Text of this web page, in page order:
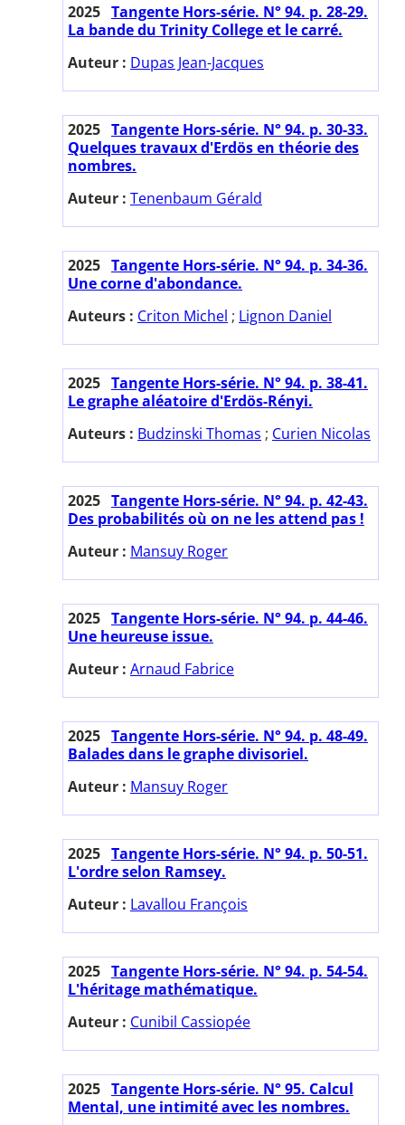
2025 Tangente Hors-série. N° 94. p. 28-29.
La bande du Trinity College et le carré.
Auteur : Dupas Jean-Jacques
2025 Tangente Hors-série. N° 94. p. 30-33.
Quelques travaux d'Erdös en théorie des
nombres.
Auteur : Tenenbaum Gérald
2025 Tangente Hors-série. N° 94. p. 34-36.
Une corne d'abondance.
Auteurs : Criton Michel ; Lignon Daniel
2025 Tangente Hors-série. N° 94. p. 38-41.
Le graphe aléatoire d'Erdös-Rényi.
Auteurs : Budzinski Thomas ; Curien Nicolas
2025 Tangente Hors-série. N° 94. p. 42-43.
Des probabilités où on ne les attend pas !
Auteur : Mansuy Roger
2025 Tangente Hors-série. N° 94. p. 44-46.
Une heureuse issue.
Auteur : Arnaud Fabrice
2025 Tangente Hors-série. N° 94. p. 48-49.
Balades dans le graphe divisoriel.
Auteur : Mansuy Roger
2025 Tangente Hors-série. N° 94. p. 50-51.
L'ordre selon Ramsey.
Auteur : Lavallou François
2025 Tangente Hors-série. N° 94. p. 54-54.
L'héritage mathématique.
Auteur : Cunibil Cassiopée
2025 Tangente Hors-série. N° 95. Calcul
Mental, une intimité avec les nombres.